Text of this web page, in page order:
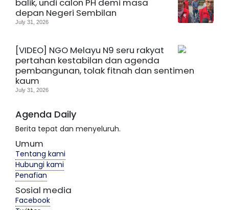
balik, undi calon PH demi masa
depan Negeri Sembilan
July 31, 2026
[VIDEO] NGO Melayu N9 seru rakyat
pertahan kestabilan dan agenda
pembangunan, tolak fitnah dan sentimen
kaum
July 31, 2026
Agenda Daily
Berita tepat dan menyeluruh.
Umum
Tentang kami
Hubungi kami
Penafian
Sosial media
Facebook